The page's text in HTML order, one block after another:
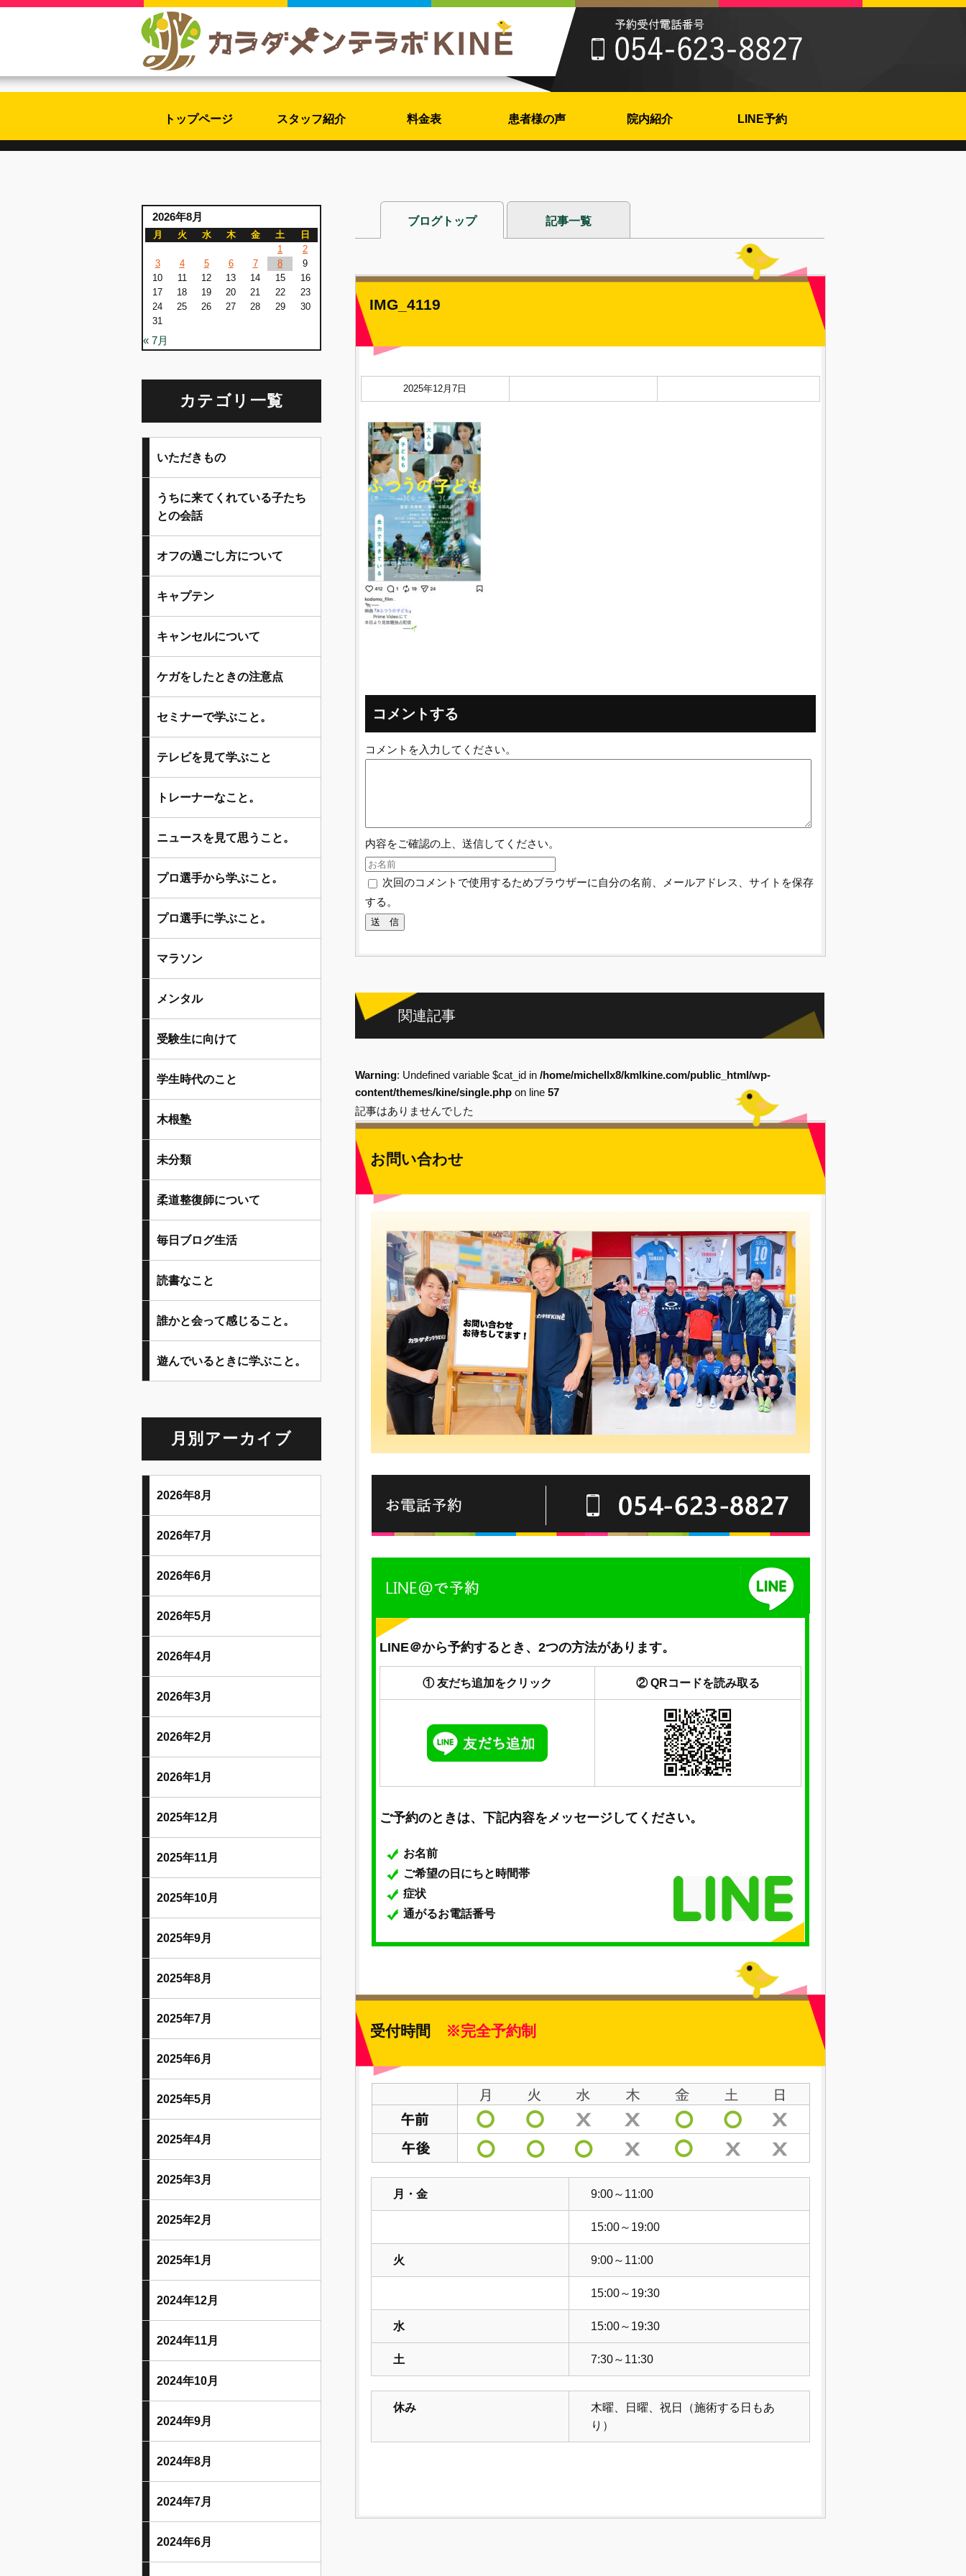
トップページ スタッフ紹介 料金表 患者様の声 院内紹介 LINE予約
ブログトップ 記事一覧
IMG_4119
2025年12月7日
コメントする
コメントを入力してください。
内容をご確認の上、送信してください。
次回のコメントで使用するためブラウザーに自分の名前、メールアドレス、サイトを保存
する。
関連記事
Warning: Undefined variable $cat_id in /home/michellx8/kmlkine.com/public_html/wp-
content/themes/kine/single.php on line 57
記事はありませんでした
お問い合わせ
LINE＠から予約するとき、2つの方法があります。
① 友だち追加をクリック ② QRコードを読み取る
ご予約のときは、下記内容をメッセージしてください。
お名前
ご希望の日にちと時間帯
症状
通がるお電話番号
受付時間 ※完全予約制
月・金 9:00～11:00
15:00～19:00
火 9:00～11:00
15:00～19:30
水 15:00～19:30
土 7:30～11:30
休み
木曜、日曜、祝日（施術する日もあ
り）
2026年8月
月 火 水 木 金 土
日
1
2
3
4 5 6 7 8
9
10
11 12 13 14 15
16
17
18 19 20 21 22
23
24
25 26 27 28 29
30
31
« 7月
カテゴリ一覧
いただきもの
うちに来てくれている子たち
との会話
オフの過ごし方について
キャプテン
キャンセルについて
ケガをしたときの注意点
セミナーで学ぶこと。
テレビを見て学ぶこと
トレーナーなこと。
ニュースを見て思うこと。
プロ選手から学ぶこと。
プロ選手に学ぶこと。
マラソン
メンタル
受験生に向けて
学生時代のこと
木根塾
未分類
柔道整復師について
毎日ブログ生活
読書なこと
誰かと会って感じること。
遊んでいるときに学ぶこと。
月別アーカイブ
2026年8月
2026年7月
2026年6月
2026年5月
2026年4月
2026年3月
2026年2月
2026年1月
2025年12月
2025年11月
2025年10月
2025年9月
2025年8月
2025年7月
2025年6月
2025年5月
2025年4月
2025年3月
2025年2月
2025年1月
2024年12月
2024年11月
2024年10月
2024年9月
2024年8月
2024年7月
2024年6月